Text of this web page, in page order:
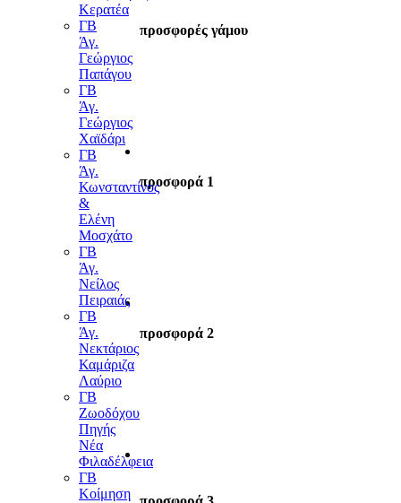
προσφορές γάμου
προσφορά 1
προσφορά 2
Κερατέα
ΓΒ
Άγ.
Γεώργιος
Παπάγου
ΓΒ
Άγ.
Γεώργιος
Χαϊδάρι
ΓΒ
Άγ.
Κωνσταντίνος
&
Ελένη
Μοσχάτο
ΓΒ
Άγ.
Νείλος
Πειραιάς
ΓΒ
Άγ.
Νεκτάριος
Καμάριζα
Λαύριο
ΓΒ
Ζωοδόχου
Πηγής
Νέα
Φιλαδέλφεια
ΓΒ
Κοίμηση